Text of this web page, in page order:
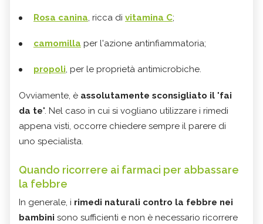
Rosa canina, ricca di vitamina C;
camomilla per l'azione antinfiammatoria;
propoli, per le proprietà antimicrobiche.
Ovviamente, è assolutamente sconsigliato il "fai
da te". Nel caso in cui si vogliano utilizzare i rimedi
appena visti, occorre chiedere sempre il parere di
uno specialista.
Quando ricorrere ai farmaci per abbassare
la febbre
In generale, i rimedi naturali contro la febbre nei
bambini sono sufficienti e non è necessario ricorrere